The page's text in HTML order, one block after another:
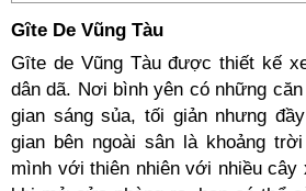
Gȋte De Vũng Tàu
Gȋte de Vũng Tàu được thiết kế
dân dã. Nơi bình yên có những
gian sáng sủa, tối giản nhưng
gian bên ngoài sân là khoảng
mình với thiên nhiên với nhiều cây